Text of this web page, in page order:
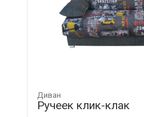
Диван
Ручеек клик-клак